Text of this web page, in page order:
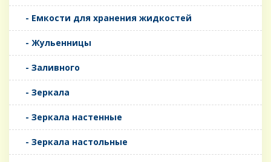
- Емкости для хранения жидкостей
- Жульенницы
- Заливного
- Зеркала
- Зеркала настенные
- Зеркала настольные